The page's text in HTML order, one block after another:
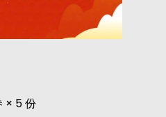
× 5 份